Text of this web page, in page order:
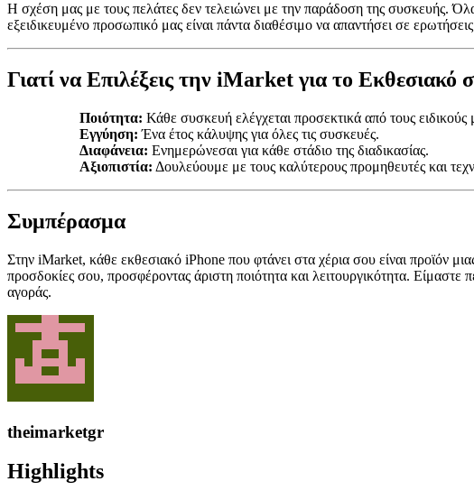
Η σχέση μας με τους πελάτες δεν τελειώνει με την παράδοση της συσκευής.
εξειδικευμένο προσωπικό μας είναι πάντα διαθέσιμο να απαντήσει σε
Γιατί να Επιλέξεις την iMarket για το Εκθεσιακό
Ποιότητα: Κάθε συσκευή ελέγχεται προσεκτικά από τους ειδικούς
Εγγύηση: Ένα έτος κάλυψης για όλες τις συσκευές.
Διαφάνεια: Ενημερώνεσαι για κάθε στάδιο της διαδικασίας.
Αξιοπιστία: Δουλεύουμε με τους καλύτερους προμηθευτές και
Συμπέρασμα
Στην iMarket, κάθε εκθεσιακό iPhone που φτάνει στα χέρια σου είναι προϊόν
προσδοκίες σου, προσφέροντας άριστη ποιότητα και λειτουργικότητα.
αγοράς.
theimarketgr
Highlights